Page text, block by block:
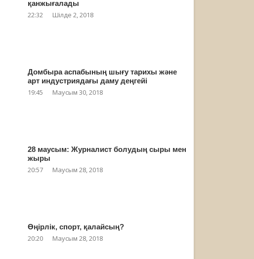
қанжығалады
22:32 Шілде 2, 2018
Домбыра аспабының шығу тарихы және
арт индустриядағы даму деңгейі
19:45 Маусым 30, 2018
28 маусым: Журналист болудың сыры мен
жыры
20:57 Маусым 28, 2018
Өңірлік, спорт, қалайсың?
20:20 Маусым 28, 2018